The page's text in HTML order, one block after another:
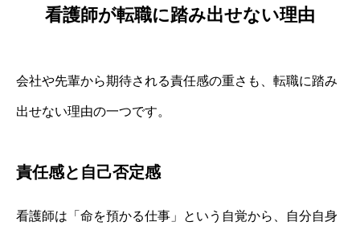
看護師が転職に踏み出せない理由
会社や先輩から期待される責任感の重さも、転職に踏み
出せない理由の一つです。
責任感と自己否定感
看護師は「命を預かる仕事」という自覚から、自分自身